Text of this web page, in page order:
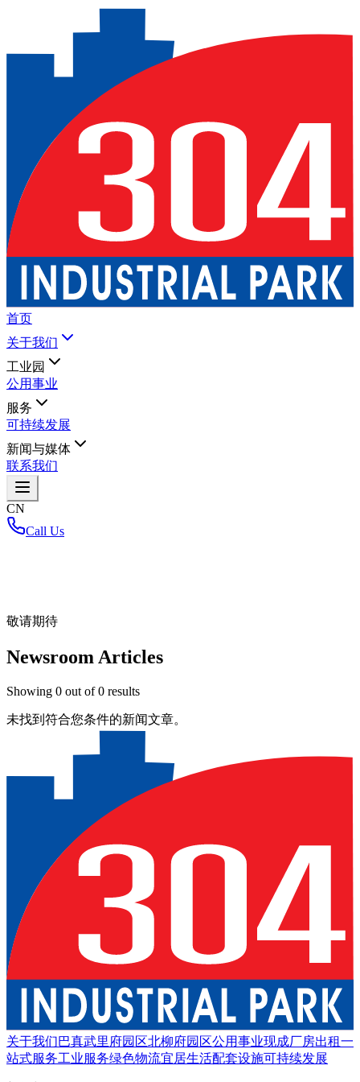
首页
关于我们
工业园
公用事业
服务
可持续发展
新闻与媒体
联系我们
CN
Call Us
敬请期待
Newsroom Articles
Showing 0 out of0 results
未找到符合您条件的新闻文章。
关于我们巴真武里府园区北柳府园区公用事业现成厂房出租一
站式服务工业服务绿色物流宜居生活配套设施可持续发展